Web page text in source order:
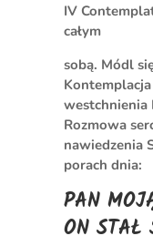
IV
całym
sobą. Módl
westchnienia
Rozmowa
nawiedzenia
porach dnia:
PAN
ON STAŁ